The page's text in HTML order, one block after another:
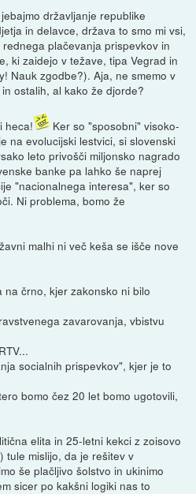
državljanje republike
in delavce, država to smo mi vsi,
plačevanja prispevkov in
ki zaidejo v težave, tipa Vegrad in
Nauk zgodbe?). Aja, ne smemo v
ostalih, al kako že djorde?
heca!
Ker so "sposobni" visoko-
na evolucijski lestvici, si slovenski
leto privošči miljonsko nagrado
banke pa lahko še naprej
"nacionalnega interesa", ker so
Ni problema, bomo že
malhi ni več keša se išče nove
črno, kjer zakonsko ni bilo
zavarovanja, vbistvu
socialnih prispevkov", kjer je to
bomo čez 20 let bomo ugotovili,
elita in 25-letni kekci z zoisovo
tule mislijo, da je rešitev v
še plačljivo šolstvo in ukinimo
sicer po kakšni logiki nas to